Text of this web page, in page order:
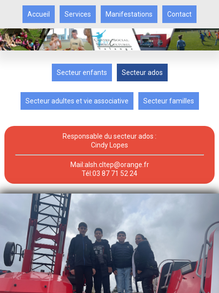
Accueil Services Manifestations Contact
Secteur enfants Secteur ados
Secteur adultes et vie associative Secteur familles
Responsable du secteur ados :
Cindy Lopes
Mail:alsh.cltep@orange.fr
Tél:03 87 71 52 24